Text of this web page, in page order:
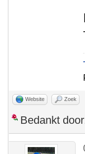
Website Zoek
Bedankt